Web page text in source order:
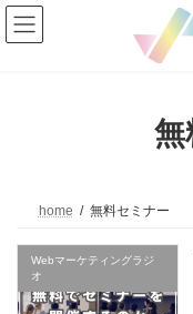
コ
ン
テ
ナ
ビ
ゲ
無
home 無料セミナー
Webマーケティングラジ
オ